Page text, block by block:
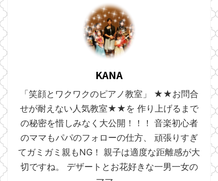
KANA
「笑顔とワクワクのピアノ教室」 ★★お問合
せが耐えない人気教室★★を 作り上げるまで
の秘密を惜しみなく大公開！！！ 音楽初心者
のママもパパのフォローの仕方、 頑張りすぎ
てガミガミ親もNG！ 親子は適度な距離感が大
切ですね。 デザートとお花好きな一男一女の